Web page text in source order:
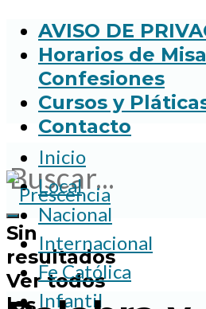
AVISO DE
Horarios de
Confesiones
Cursos y
Contacto
Sin
resultados
Ver todos
Inicio
Local
Nacional
Internacional
Fe Católica
Infantil